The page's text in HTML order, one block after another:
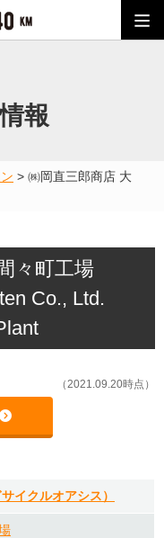
報
> ㈱岡直三郎商店 大
々町工場
Co., Ltd.
（2021.09.20時点）
イクルオアシス）